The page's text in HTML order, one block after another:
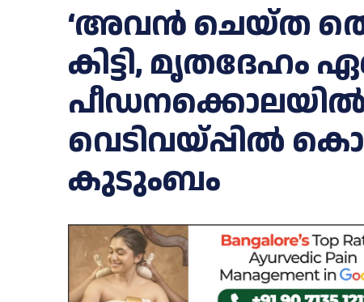
‘അവൻ ചെയ്ത
കിട്ടി, മൃതദേഹം
വെടിവയ്പ്പില്‍
കുടുംബം